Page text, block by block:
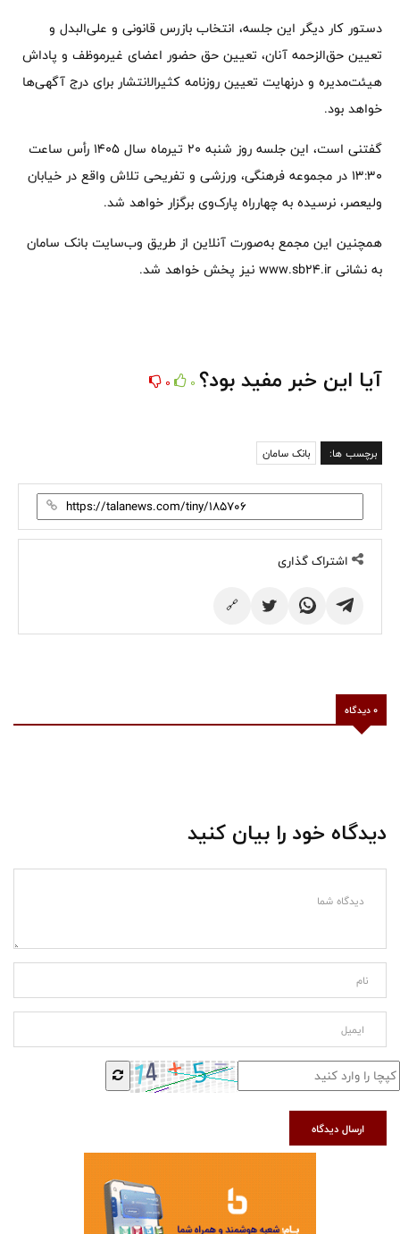
دستور کار دیگر این جلسه، انتخاب بازرس قانونی و علی‌البدل و
تعیین حق‌الزحمه آنان، تعیین حق حضور اعضای غیرموظف و پاداش
هیئت‌مدیره و درنهایت تعیین روزنامه کثیرالانتشار برای درج آگهی‌ها
خواهد بود.
گفتنی است، این جلسه روز شنبه 20 تیرماه سال 1405 رأس ساعت
13:30 در مجموعه فرهنگی، ورزشی و تفریحی تلاش واقع در خیابان
ولیعصر، نرسیده به چهارراه پارک‌وی برگزار خواهد شد.
همچنین این مجمع به‌صورت آنلاین از طریق وب‌سایت بانک سامان
به نشانی www.sb24.ir نیز پخش خواهد شد.
آیا این خبر مفید بود؟ 0
0
برچسب ها: بانک سامان
اشتراک گذاری
🔗
0 دیدگاه
دیدگاه خود را بیان کنید
ارسال دیدگاه